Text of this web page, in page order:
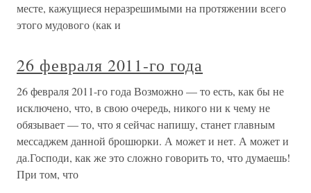
месте, кажущиеся неразрешимыми на протяжении всего
этого мудового (как и
26 февраля 2011-го года
26 февраля 2011-го года Возможно — то есть, как бы не
исключено, что, в свою очередь, никого ни к чему не
обязывает — то, что я сейчас напишу, станет главным
мессаджем данной брошюрки. А может и нет. А может и
да.Господи, как же это сложно говорить то, что думаешь!
При том, что